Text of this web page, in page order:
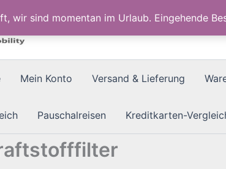
wir sind momentan im Urlaub. Eingehende
Mein Konto Versand & Lieferung
Pauschalreisen Kreditkarten-